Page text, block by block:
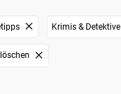
Krimis & Detektive